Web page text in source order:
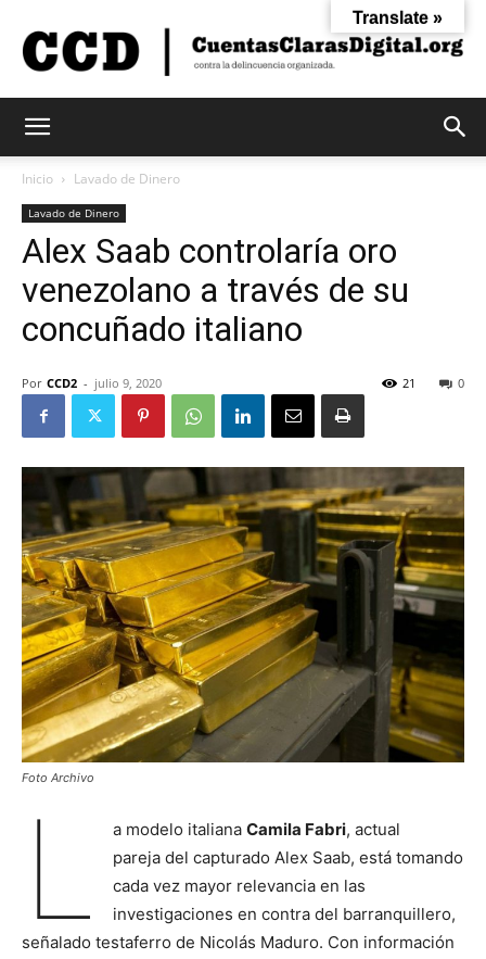
Claras
Digital
Inicio Lavado de Dinero
Lavado de Dinero
Alex Saab controlaría oro
venezolano a través de su
concuñado italiano
Por CCD2 - julio 9, 2020 0
21
Foto Archivo
L a modelo italiana Camila Fabri, actual
pareja del capturado Alex Saab, está tomando
cada vez mayor relevancia en las
investigaciones en contra del barranquillero,
señalado testaferro de Nicolás Maduro. Con información
Translate »